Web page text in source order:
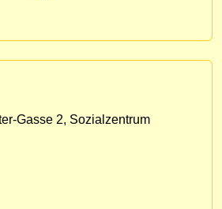
Gasse 2, Sozialzentrum